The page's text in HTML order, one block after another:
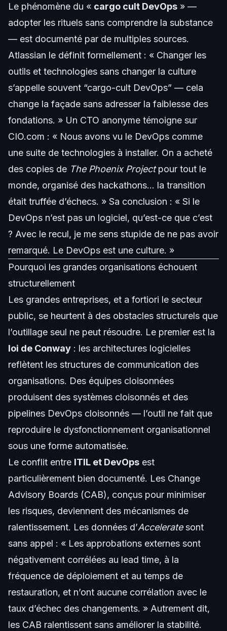
Le phénomène du « cargo cult DevOps » —
adopter les rituels sans comprendre la substance
— est documenté par de multiples sources.
Atlassian le définit formellement : « Changer les
outils et technologies sans changer la culture
s’appelle souvent “cargo-cult DevOps” — cela
change la façade sans adresser la faiblesse des
fondations. » Un CTO anonyme témoigne sur
CIO.com : « Nous avons vu le DevOps comme
une suite de technologies à installer. On a acheté
des copies de The Phoenix Projectpour tout le
monde, organisé des hackathons… la transition
était truffée d’échecs. » Sa conclusion : « Si le
DevOps n’est pas un logiciel, qu’est-ce que c’est
? Avec le recul, je me sens stupide de ne pas avoir
remarqué. Le DevOps est une culture. »
Pourquoi les grandes organisations échouent
structurellement
Les grandes entreprises, et a fortiori le secteur
public, se heurtent à des obstacles structurels que
l’outillage seul ne peut résoudre. Le premier est la
loi de Conway : les architectures logicielles
reflètent les structures de communication des
organisations. Des équipes cloisonnées
produisent des systèmes cloisonnés et des
pipelines DevOps cloisonnés — l’outil ne fait que
reproduire le dysfonctionnement organisationnel
sous une forme automatisée.
Le conflit entre ITIL et DevOps est
particulièrement bien documenté. Les Change
Advisory Boards (CAB), conçus pour minimiser
les risques, deviennent des mécanismes de
ralentissement. Les données d’Acceleratesont
sans appel : « Les approbations externes sont
négativement corrélées au lead time, à la
fréquence de déploiement et au temps de
restauration, et n’ont aucune corrélation avec le
taux d’échec des changements. » Autrement dit,
les CAB ralentissent sans améliorer la stabilité.